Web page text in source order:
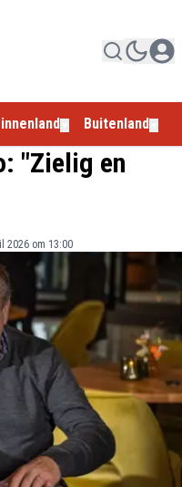
Buitenland
"Zielig en
2026 om 13:00